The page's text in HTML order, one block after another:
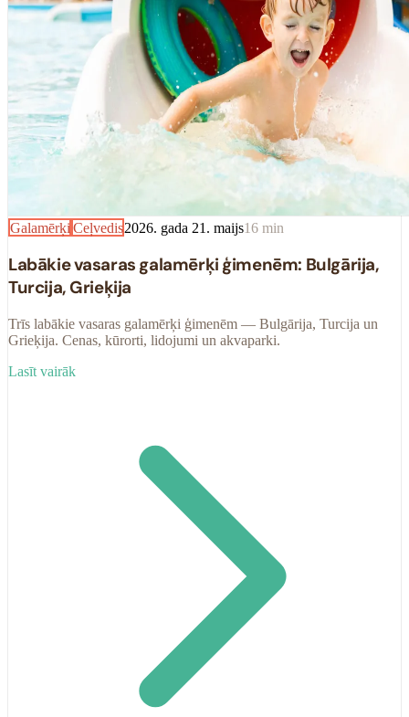
Galamērķi Ceļvedis2026. gada 21. maijs16 min
Labākie vasaras galamērķi ģimenēm: Bulgārija,
Turcija, Grieķija
Trīs labākie vasaras galamērķi ģimenēm — Bulgārija, Turcija un
Grieķija. Cenas, kūrorti, lidojumi un akvaparki.
Lasīt vairāk